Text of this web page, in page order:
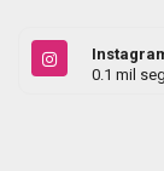
0.1 mil